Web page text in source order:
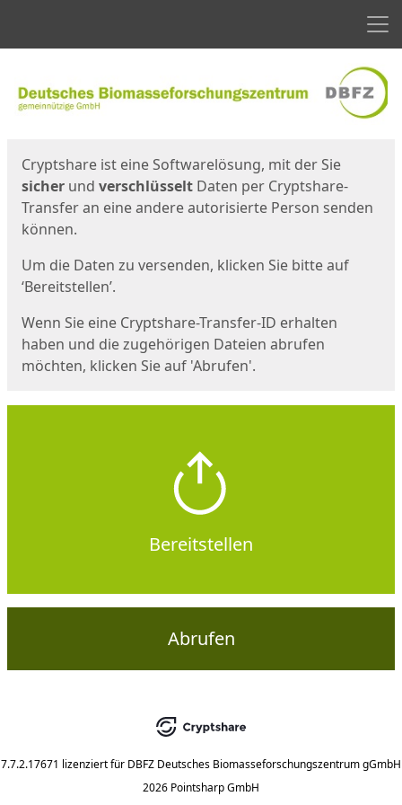
Cryptshare ist eine Softwarelösung, mit der Sie
sicher und verschlüsselt Daten per Cryptshare-
Transfer an eine andere autorisierte Person senden
können.
Um die Daten zu versenden, klicken Sie bitte auf
‘Bereitstellen’.
Wenn Sie eine Cryptshare-Transfer-ID erhalten
haben und die zugehörigen Dateien abrufen
möchten, klicken Sie auf 'Abrufen'.
Bereitstellen
Abrufen
7.7.2.17671 lizenziert für DBFZ Deutsches Biomasseforschungszentrum gGmbH
2026 Pointsharp GmbH